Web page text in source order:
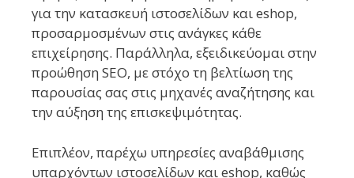
για την κατασκευή ιστοσελίδων και eshop,
προσαρμοσμένων στις ανάγκες κάθε
επιχείρησης. Παράλληλα, εξειδικεύομαι στην
προώθηση SEO, με στόχο τη βελτίωση της
παρουσίας σας στις μηχανές αναζήτησης και
την αύξηση της επισκεψιμότητας.
Επιπλέον, παρέχω υπηρεσίες αναβάθμισης
υπαρχόντων ιστοσελίδων και eshop, καθώς